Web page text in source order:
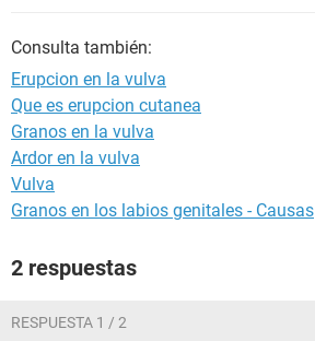
Consulta también:
Erupcion en la vulva
Que es erupcion cutanea
Granos en la vulva
Ardor en la vulva
Vulva
Granos en los labios genitales - Causas
2 respuestas
RESPUESTA 1 / 2